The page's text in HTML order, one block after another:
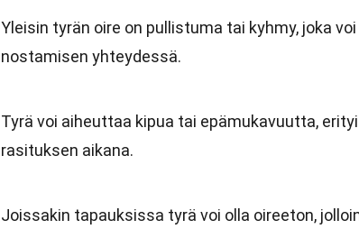
Yleisin tyrän oire on pullistuma tai kyhmy, joka
nostamisen yhteydessä.
Tyrä voi aiheuttaa kipua tai epämukavuutta,
rasituksen aikana.
Joissakin tapauksissa tyrä voi olla oireeton,